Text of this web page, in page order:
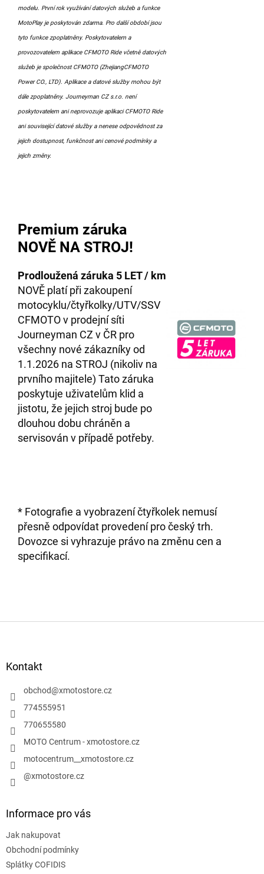
modelu. První rok využívání datových služeb a funkce
MotoPlay je poskytován zdarma. Pro další období jsou
tyto funkce zpoplatněny. Poskytovatelem a
provozovatelem aplikace CFMOTO Ride včetně datových
služeb je společnost CFMOTO (ZhejiangCFMOTO
Power CO., LTD). Aplikace a datové služby mohou být
dále zpoplatněny. Journeyman CZ s.r.o. není
poskytovatelem ani neprovozuje aplikaci CFMOTO Ride
ani související datové služby a nenese odpovědnost za
jejich dostupnost, funkčnost ani cenové podmínky a
jejich změny.
Premium záruka
NOVĚ NA STROJ!
Prodloužená záruka 5 LET / km
NOVĚ platí při zakoupení
motocyklu/čtyřkolky/UTV/SSV
CFMOTO v prodejní síti
Journeyman CZ v ČR pro
všechny nové zákazníky od
1.1.2026 na STROJ (nikoliv na
prvního majitele) Tato záruka
poskytuje uživatelům klid a
jistotu, že jejich stroj bude po
dlouhou dobu chráněn a
servisován v případě potřeby.
* Fotografie a vyobrazení čtyřkolek nemusí
přesně odpovídat provedení pro český trh.
Dovozce si vyhrazuje právo na změnu cen a
specifikací.
Kontakt
obchod@xmotostore.cz
774555951
770655580
MOTO Centrum - xmotostore.cz
motocentrum__xmotostore.cz
@xmotostore.cz
Informace pro vás
Jak nakupovat
Obchodní podmínky
Splátky COFIDIS